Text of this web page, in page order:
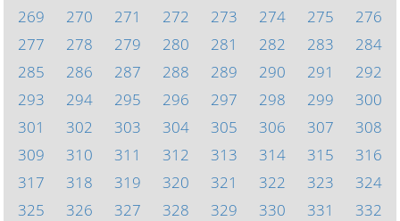
269
270 271 272 273 274 275
276
277
278 279 280 281 282 283
284
285
286 287 288 289 290 291
292
293
294 295 296 297 298 299
300
301
302 303 304 305 306 307
308
309
310 311 312 313 314 315
316
317
318 319 320 321 322 323
324
325
326 327 328 329 330 331
332